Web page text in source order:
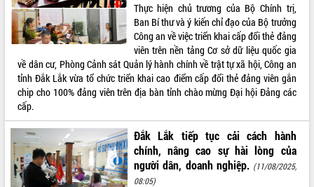
Thực hiện chủ trương của Bộ Chính trị,
Ban Bí thư và ý kiến chỉ đạo của Bộ trưởng
Công an về việc triển khai cấp đổi thẻ đảng
viên trên nền tảng Cơ sở dữ liệu quốc gia
về dân cư, Phòng Cảnh sát Quản lý hành chính về trật tự xã hội, Công an
tỉnh Đắk Lắk vừa tổ chức triển khai cao điểm cấp đổi thẻ đảng viên gắn
chip cho 100% đảng viên trên địa bàn tỉnh chào mừng Đại hội Đảng các
cấp.
Đắk Lắk tiếp tục cải cách hành
chính, nâng cao sự hài lòng của
người dân, doanh nghiệp. (11/08/2025,
08:05)